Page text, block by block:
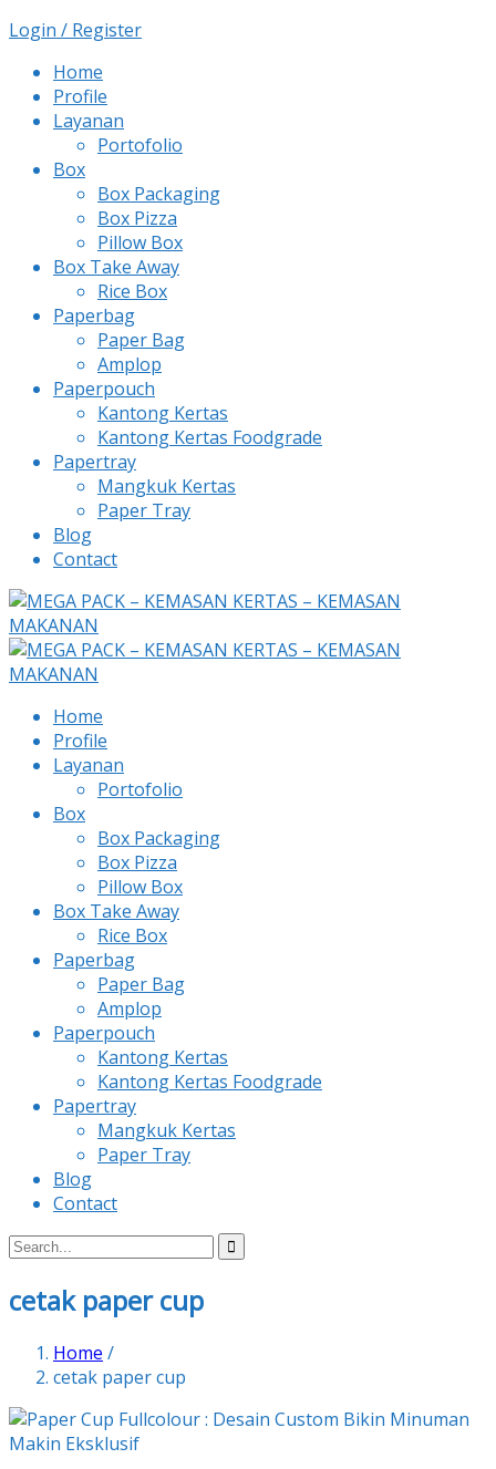
Login / Register
Home
Profile
Layanan
Portofolio
Box
Box Packaging
Box Pizza
Pillow Box
Box Take Away
Rice Box
Paperbag
Paper Bag
Amplop
Paperpouch
Kantong Kertas
Kantong Kertas Foodgrade
Papertray
Mangkuk Kertas
Paper Tray
Blog
Contact
Home
Profile
Layanan
Portofolio
Box
Box Packaging
Box Pizza
Pillow Box
Box Take Away
Rice Box
Paperbag
Paper Bag
Amplop
Paperpouch
Kantong Kertas
Kantong Kertas Foodgrade
Papertray
Mangkuk Kertas
Paper Tray
Blog
Contact
cetak paper cup
Home /
cetak paper cup